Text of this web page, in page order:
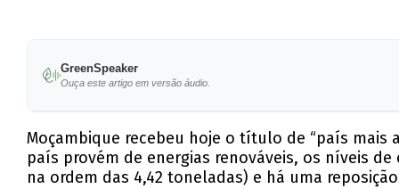
GreenSpeaker
Ouça este artigo em versão áudio.
Moçambique recebeu hoje o título de “país mais
país provém de energias renováveis, os níveis
na ordem das 4,42 toneladas) e há uma